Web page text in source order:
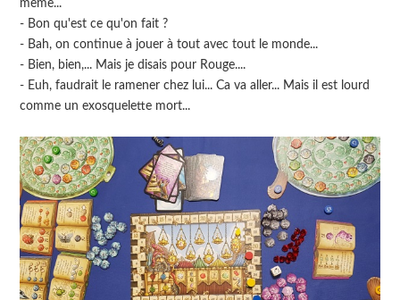
même...
- Bon qu'est ce qu'on fait ?
- Bah, on continue à jouer à tout avec tout le monde...
- Bien, bien,... Mais je disais pour Rouge....
- Euh, faudrait le ramener chez lui... Ca va aller... Mais il est lourd
comme un exosquelette mort...